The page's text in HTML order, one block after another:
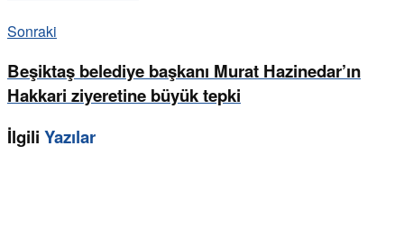
Sonraki
Beşiktaş belediye başkanı Murat Hazinedar’ın
Hakkari ziyeretine büyük tepki
İlgili Yazılar